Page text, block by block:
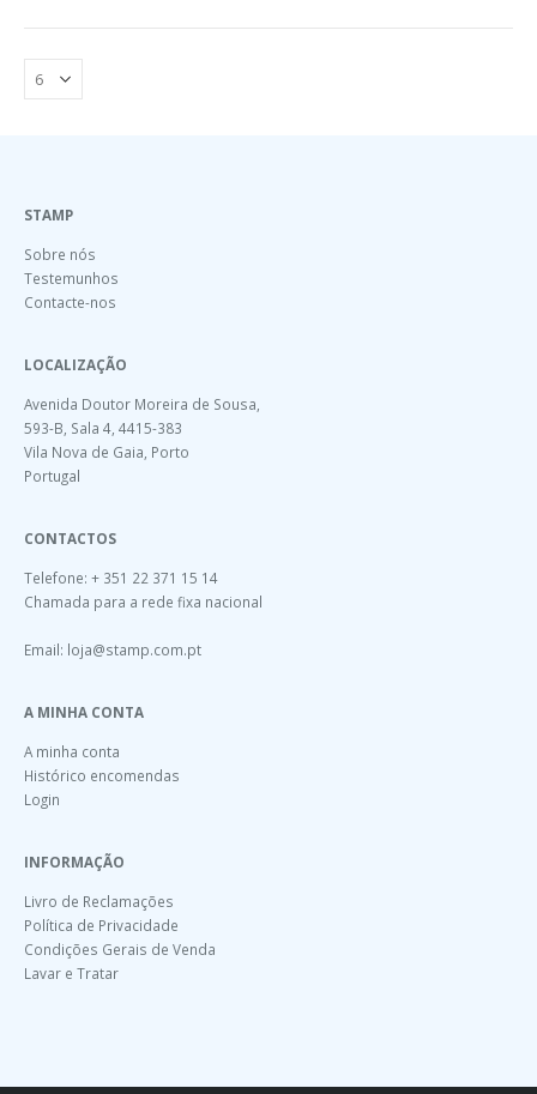
STAMP
Sobre nós
Testemunhos
Contacte-nos
LOCALIZAÇÃO
Avenida Doutor Moreira de Sousa,
593-B, Sala 4, 4415-383
Vila Nova de Gaia, Porto
Portugal
CONTACTOS
Telefone: + 351 22 371 15 14
Chamada para a rede fixa nacional
Email: loja@stamp.com.pt
A MINHA CONTA
A minha conta
Histórico encomendas
Login
INFORMAÇÃO
Livro de Reclamações
Política de Privacidade
Condições Gerais de Venda
Lavar e Tratar